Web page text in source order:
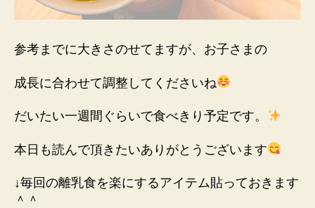
参考までに大きさのせてますが、お子さまの
成長に合わせて調整してくださいね
だいたい一週間ぐらいで食べきり予定です。
本日も読んで頂きたいありがとうございます
↓毎回の離乳食を楽にするアイテム貼っておきます
＾＾